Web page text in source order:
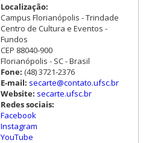
Localização:
Campus Florianópolis - Trindade
Centro de Cultura e Eventos -
Fundos
CEP 88040-900
Florianópolis - SC - Brasil
Fone: (48) 3721-2376
E-mail: secarte@contato.ufsc.br
Website: secarte.ufsc.br
Redes sociais:
Facebook
Instagram
YouTube